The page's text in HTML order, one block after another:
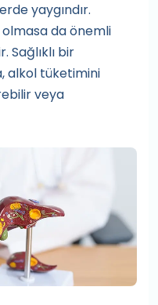
yaygındır.
da önemli
Sağlıklı bir
alkol tüketimini
veya